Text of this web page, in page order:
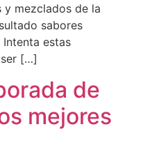
y mezclados de la
sabores
estas
[…]
de
mejores